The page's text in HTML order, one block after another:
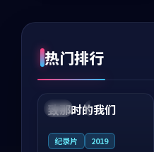
热门排行
中国 4K
99:22
致那时的我们
纪录片 2019